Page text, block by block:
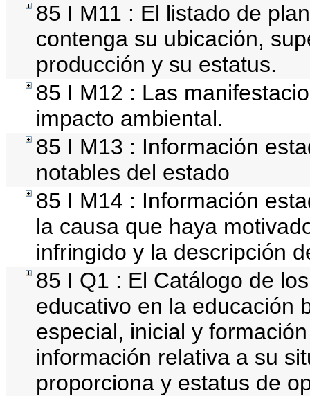
85 I M11 : El listado de
contenga su ubicación,
producción y su estatus.
85 I M12 : Las
impacto ambiental.
85 I M13 : Información
notables del estado
85 I M14 : Información
la causa que haya
infringido y la descripción
85 I Q1 : El Catálogo de
educativo en la educación
especial, inicial y
información relativa a su
proporciona y estatus de